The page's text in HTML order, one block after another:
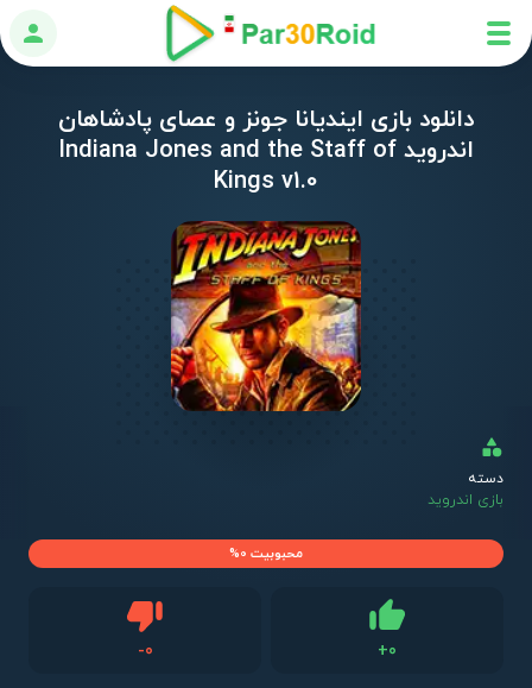
ورود
دانلود بازی ایندیانا جونز و عصای پادشاهان
اندروید Indiana Jones and the Staff of
Kings v1.0
دسته
بازی اندروید
+0
-0دیس لایک
محبوبیت 0%